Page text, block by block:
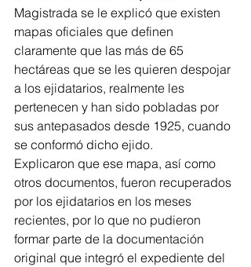
Magistrada se le explicó que existen
mapas oficiales que definen
claramente que las más de 65
hectáreas que se les quieren despojar
a los ejidatarios, realmente les
pertenecen y han sido pobladas por
sus antepasados desde 1925, cuando
se conformó dicho ejido.
Explicaron que ese mapa, así como
otros documentos, fueron recuperados
por los ejidatarios en los meses
recientes, por lo que no pudieron
formar parte de la documentación
original que integró el expediente del